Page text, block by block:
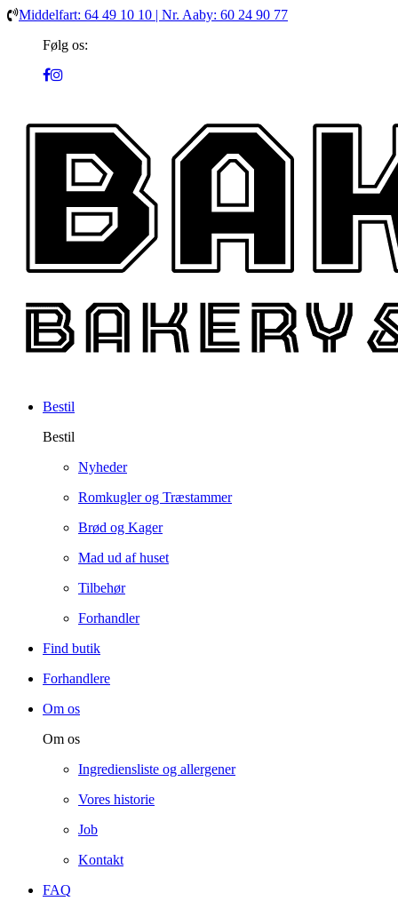
Middelfart: 64 49 10 10 | Nr. Aaby: 60 24 90 77
Følg os:
Bestil
Bestil
Nyheder
Romkugler og Træstammer
Brød og Kager
Mad ud af huset
Tilbehør
Forhandler
Find butik
Forhandlere
Om os
Om os
Ingrediensliste og allergener
Vores historie
Job
Kontakt
FAQ